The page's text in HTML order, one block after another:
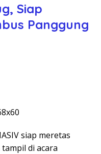
Siap
Panggung
siap meretas
di acara